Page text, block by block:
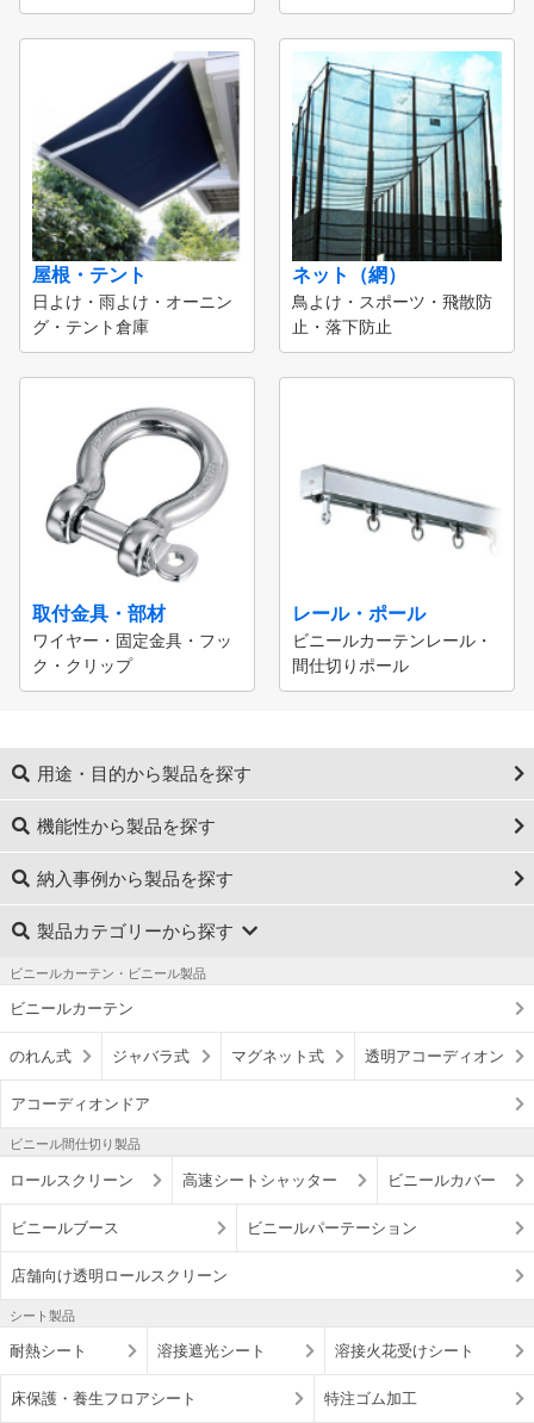
屋根・テント
日よけ・雨よけ・オーニン
グ・テント倉庫
ネット（網）
鳥よけ・スポーツ・飛散防
止・落下防止
取付金具・部材
ワイヤー・固定金具・フッ
ク・クリップ
レール・ポール
ビニールカーテンレール・
間仕切りポール
用途・目的から製品を探す
機能性から製品を探す
納入事例から製品を探す
製品カテゴリーから探す
ビニールカーテン・ビニール製品
ビニールカーテン
のれん式 ジャバラ式 マグネット式 透明アコーディオン
アコーディオンドア
ビニール間仕切り製品
ロールスクリーン 高速シートシャッター ビニールカバー
ビニールブース ビニールパーテーション
店舗向け透明ロールスクリーン
シート製品
耐熱シート 溶接遮光シート 溶接火花受けシート
床保護・養生フロアシート 特注ゴム加工